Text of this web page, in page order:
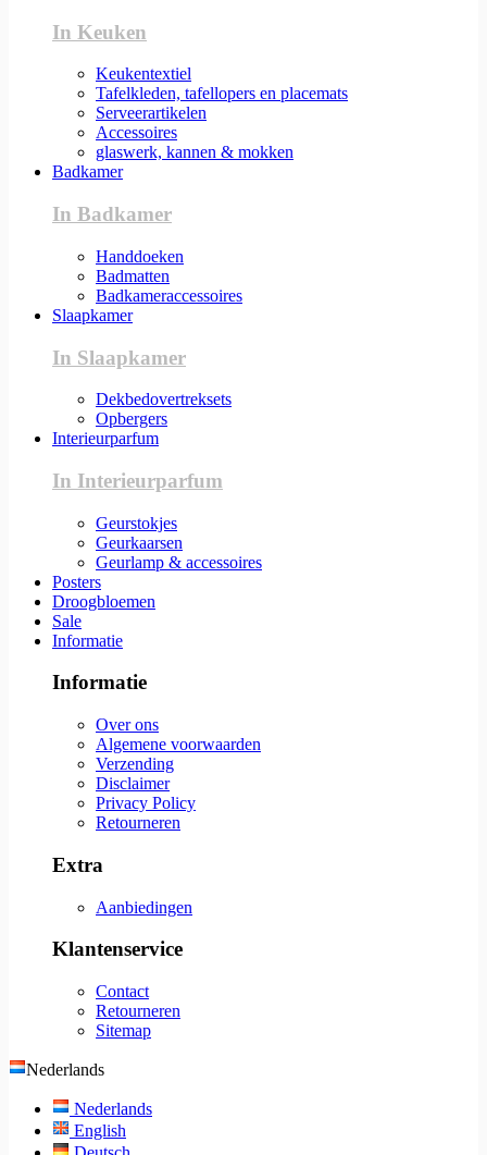
In Keuken
Keukentextiel
Tafelkleden, tafellopers en placemats
Serveerartikelen
Accessoires
glaswerk, kannen & mokken
Badkamer
In Badkamer
Handdoeken
Badmatten
Badkameraccessoires
Slaapkamer
In Slaapkamer
Dekbedovertreksets
Opbergers
Interieurparfum
In Interieurparfum
Geurstokjes
Geurkaarsen
Geurlamp & accessoires
Posters
Droogbloemen
Sale
Informatie
Informatie
Over ons
Algemene voorwaarden
Verzending
Disclaimer
Privacy Policy
Retourneren
Extra
Aanbiedingen
Klantenservice
Contact
Retourneren
Sitemap
Nederlands
Nederlands
English